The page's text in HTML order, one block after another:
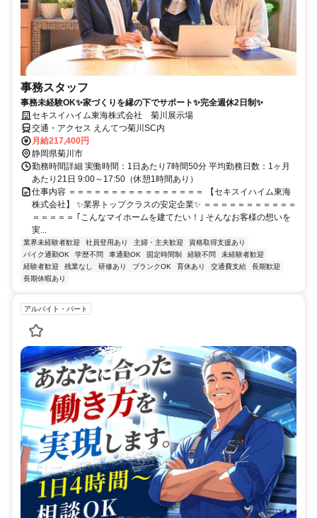
事務スタッフ
事務未経験OK✨家づくりを縁の下でサポート✨完全週休2日制✨
セキスイハイム東海株式会社 菊川展示場
交通・アクセス えんてつ菊川SC内
月給217,400円
静岡県菊川市
勤務時間詳細 実働時間：1日あたり7時間50分 平均勤務日数：1ヶ月
あたり21日 9:00～17:50（休憩1時間あり）
仕事内容 ＝＝＝＝＝＝＝＝＝＝＝＝＝＝＝＝ 【セキスイハイム東海
株式会社】 ✨業界トップクラスの安定企業✨ ＝＝＝＝＝＝＝＝＝＝＝
＝＝＝＝＝ ｢こんなマイホームを建てたい！｣ そんなお客様の想いを
実...
業界未経験者歓迎 社員登用あり 主婦・主夫歓迎
資格取得支援あり
バイク通勤OK
学歴不問 車通勤OK 固定時間制 経験不問
未経験者歓迎
経験者歓迎
残業なし 研修あり ブランクOK 育休あり 交通費支給
長期歓迎
長期休暇あり
アルバイト・パート